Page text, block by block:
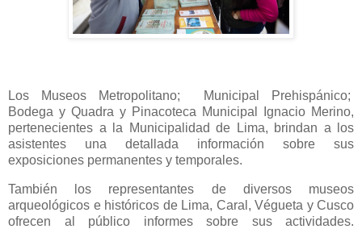
Los Museos Metropolitano;
Municipal Prehispánico;
Bodega y Quadra y Pinacoteca Municipal Ignacio Merino,
pertenecientes a la Municipalidad de Lima, brindan a los
asistentes una detallada información sobre sus
exposiciones permanentes y temporales.
También los representantes de diversos museos
arqueológicos e históricos de Lima, Caral, Végueta y Cusco
ofrecen al público informes sobre sus actividades.